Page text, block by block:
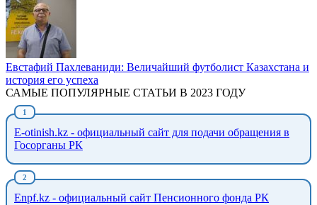
Евстафий Пахлеваниди: Величайший футболист Казахстана и
история его успеха
САМЫЕ ПОПУЛЯРНЫЕ СТАТЬИ В 2023 ГОДУ
E-otinish.kz - официальный сайт для подачи обращения в
Госорганы РК
Enpf.kz - официальный сайт Пенсионного фонда РК